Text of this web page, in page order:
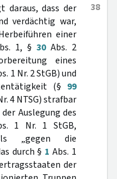
38
dass der
verdächtig war,
einer
1, § 30Abs. 2
eines
1 Nr. 2 StGB) und
(§ 99
4 NTSG) strafbar
Auslegung des
1 Nr. 1 StGB,
„gegen die
durch § 1 Abs. 1
der